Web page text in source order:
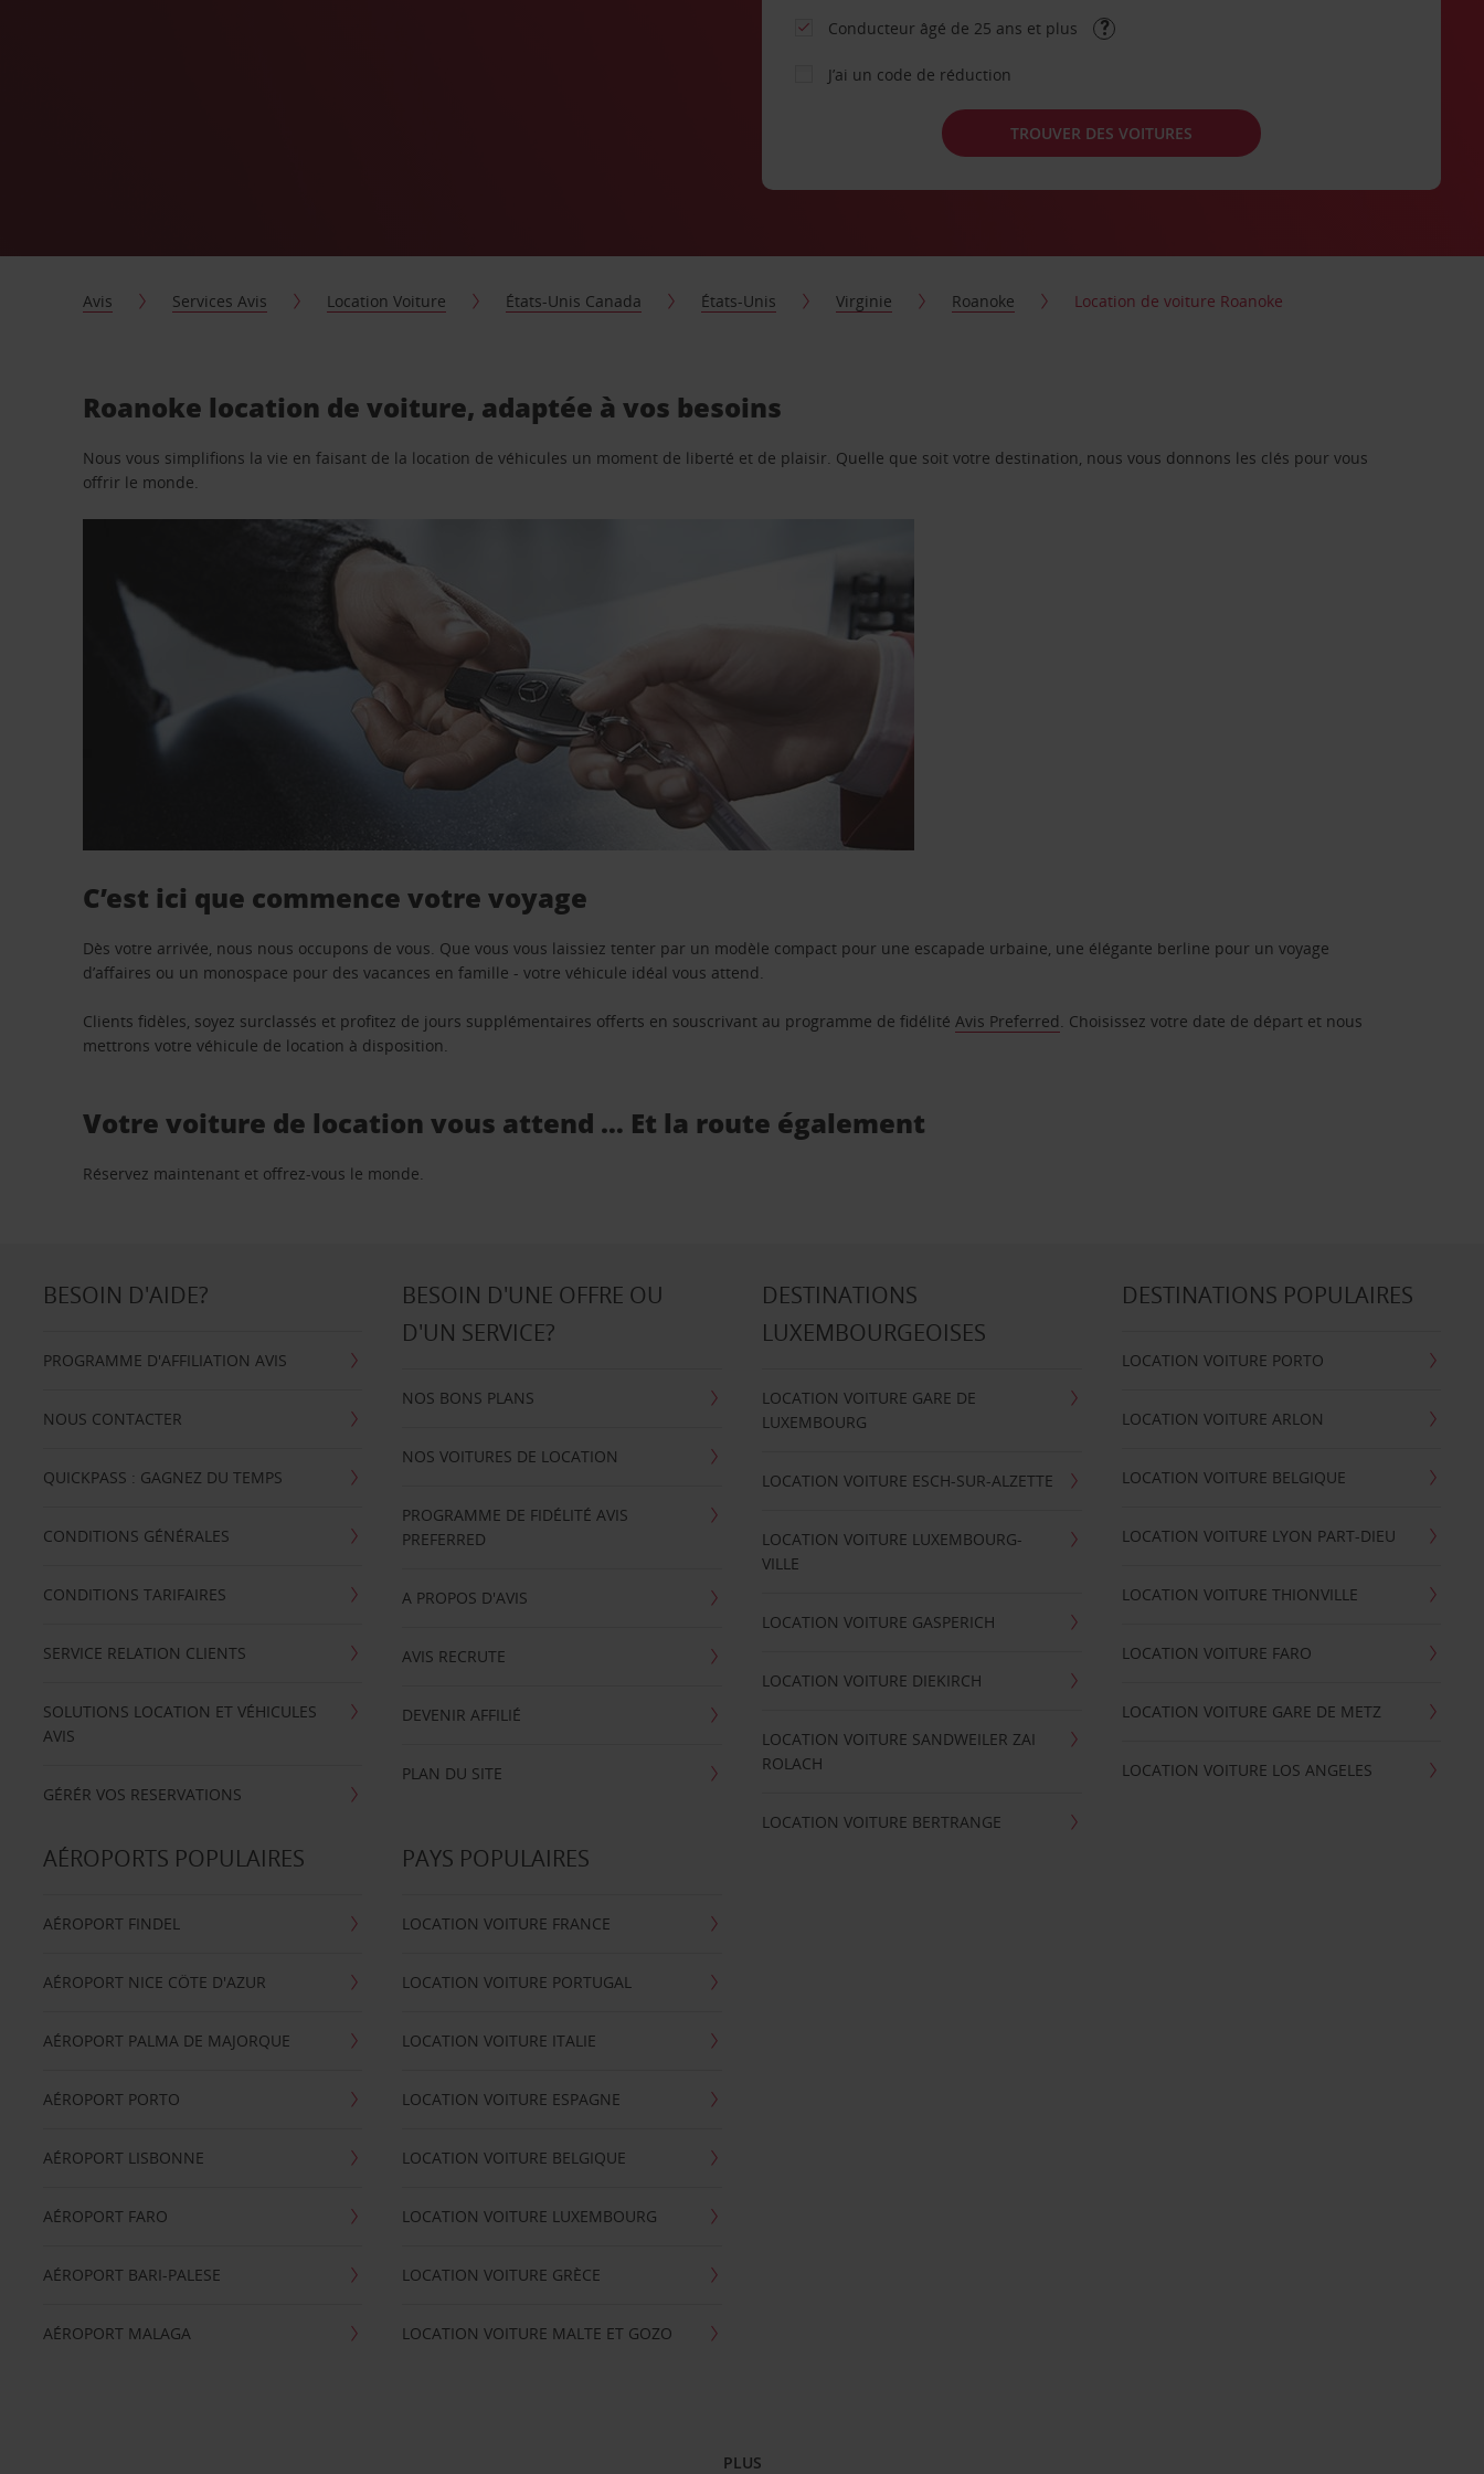
Conducteur âgé de 25 ans et plus
J’ai un code de réduction
TROUVER DES VOITURES
Avis Services Avis Location Voiture États-Unis Canada États-Unis Virginie Roanoke Location de voiture Roanoke
Roanoke location de voiture, adaptée à vos besoins
Nous vous simplifions la vie en faisant de la location de véhicules un moment de liberté et de plaisir. Quelle que soit votre destination, nous vous donnons les clés pour vous
offrir le monde.
C’est ici que commence votre voyage
Dès votre arrivée, nous nous occupons de vous. Que vous vous laissiez tenter par un modèle compact pour une escapade urbaine, une élégante berline pour un voyage
d’affaires ou un monospace pour des vacances en famille - votre véhicule idéal vous attend.
Clients fidèles, soyez surclassés et profitez de jours supplémentaires offerts en souscrivant au programme de fidélitéAvis Preferred. Choisissez votre date de départ et nous
mettrons votre véhicule de location à disposition.
Votre voiture de location vous attend … Et la route également
Réservez maintenant et offrez-vous le monde.
BESOIN D'AIDE?
PROGRAMME D'AFFILIATION AVIS
NOUS CONTACTER
QUICKPASS : GAGNEZ DU TEMPS
CONDITIONS GÉNÉRALES
CONDITIONS TARIFAIRES
SERVICE RELATION CLIENTS
SOLUTIONS LOCATION ET VÉHICULES
AVIS
GÉRÉR VOS RESERVATIONS
BESOIN D'UNE OFFRE OU
D'UN SERVICE?
NOS BONS PLANS
NOS VOITURES DE LOCATION
PROGRAMME DE FIDÉLITÉ AVIS
PREFERRED
A PROPOS D'AVIS
AVIS RECRUTE
DEVENIR AFFILIÉ
PLAN DU SITE
DESTINATIONS
LUXEMBOURGEOISES
LOCATION VOITURE GARE DE
LUXEMBOURG
LOCATION VOITURE ESCH-SUR-ALZETTE
LOCATION VOITURE LUXEMBOURG-
VILLE
LOCATION VOITURE GASPERICH
LOCATION VOITURE DIEKIRCH
LOCATION VOITURE SANDWEILER ZAI
ROLACH
LOCATION VOITURE BERTRANGE
DESTINATIONS POPULAIRES
LOCATION VOITURE PORTO
LOCATION VOITURE ARLON
LOCATION VOITURE BELGIQUE
LOCATION VOITURE LYON PART-DIEU
LOCATION VOITURE THIONVILLE
LOCATION VOITURE FARO
LOCATION VOITURE GARE DE METZ
LOCATION VOITURE LOS ANGELES
AÉROPORTS POPULAIRES
AÉROPORT FINDEL
AÉROPORT NICE CÖTE D'AZUR
AÉROPORT PALMA DE MAJORQUE
AÉROPORT PORTO
AÉROPORT LISBONNE
AÉROPORT FARO
AÉROPORT BARI-PALESE
AÉROPORT MALAGA
PAYS POPULAIRES
LOCATION VOITURE FRANCE
LOCATION VOITURE PORTUGAL
LOCATION VOITURE ITALIE
LOCATION VOITURE ESPAGNE
LOCATION VOITURE BELGIQUE
LOCATION VOITURE LUXEMBOURG
LOCATION VOITURE GRÈCE
LOCATION VOITURE MALTE ET GOZO
PLUS